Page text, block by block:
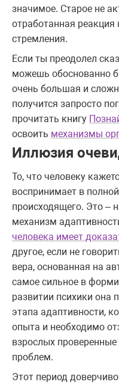
значимое. Старое не
отработанная реакция
стремления.
Если ты преодолел
можешь обоснованно
очень большая и
получится запросто
прочитать книгу
освоить механизмы
Иллюзия
То, что человеку
воспринимает в
происходящего. Это –
механизм
человека имеет
другое, если не
вера, основанная на
самое сильное в
развитии психики она
этапа адаптивности,
опыта и необходимо
взрослых
проблем.
Этот период